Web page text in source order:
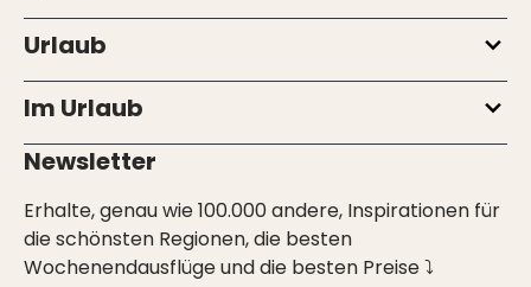
Urlaub
Im Urlaub
Newsletter
Erhalte, genau wie 100.000 andere, Inspirationen für
die schönsten Regionen, die besten
Wochenendausflüge und die besten Preise ⤵